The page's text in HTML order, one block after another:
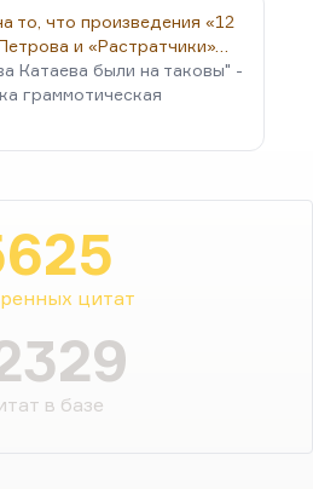
то, что произведения «12
и «Растратчики»…
Катаева были на таковы" -
граммотическая
цитат
в базе